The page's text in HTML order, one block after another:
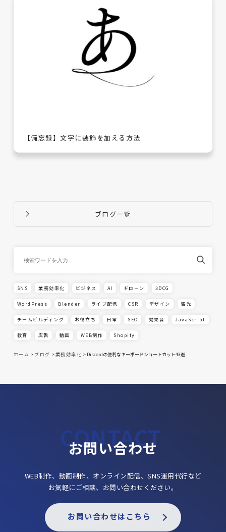
【備忘録】文字に装飾を加える方法
ブログ一覧
SNS 業務効率化 ビジネス AI ドローン 3DCG
WordPress Blender ライブ配信 CSR デザイン 観光
チームビルディング お役立ち 日常 SEO 効果音 JavaScript
教育 広告 動画 WEB制作 Shopify
ホーム > ブログ >業務効率化 > Discordの便利なキーボードショートカット43選
お問い合わせ
WEB制作、動画制作、オンライン配信、SNS運用代行など
お気軽にご相談、お問い合わせください。
お問い合わせはこちら